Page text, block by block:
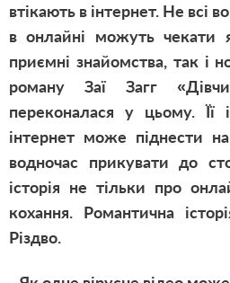
втікають в інтернет. Не всі
в онлайні можуть чекати
приємні знайомства, так і
роману Заї Загг
переконалася у цьому. Її
інтернет може піднести
водночас прикувати до
історія не тільки про
кохання. Романтична
Різдво.